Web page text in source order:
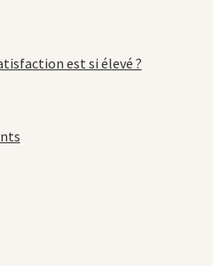
est si élevé ?